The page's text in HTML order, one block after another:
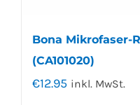
Bona Mikrofaser-
(CA101020)
€12.95 inkl. MwSt.